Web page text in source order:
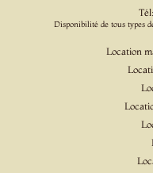
Disponibilité de tous types
Location